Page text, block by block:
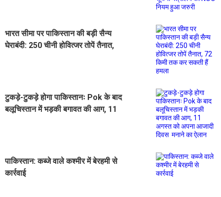
भारत सीमा पर पाकिस्तान की बड़ी सैन्य
घेराबंदी: 250 चीनी होवित्जर तोपें तैनात,
टुकड़े-टुकड़े होगा पाकिस्तानः Pok के बाद
बलूचिस्तान में भड़की बगावत की आग, 11
पाकिस्तान: कब्जे वाले कश्मीर में बेरहमी से
कार्रवाई